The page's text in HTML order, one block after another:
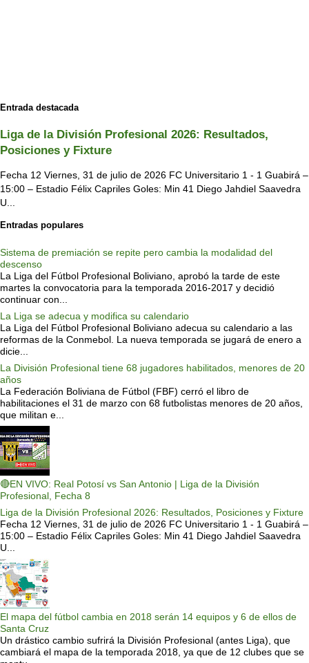
Entrada destacada
Liga de la División Profesional 2026: Resultados,
Posiciones y Fixture
Fecha 12 Viernes, 31 de julio de 2026 FC Universitario 1 - 1 Guabirá –
15:00 – Estadio Félix Capriles Goles: Min 41 Diego Jahdiel Saavedra
U...
Entradas populares
Sistema de premiación se repite pero cambia la modalidad del
descenso
La Liga del Fútbol Profesional Boliviano, aprobó la tarde de este
martes la convocatoria para la temporada 2016-2017 y decidió
continuar con...
La Liga se adecua y modifica su calendario
La Liga del Fútbol Profesional Boliviano adecua su calendario a las
reformas de la Conmebol. La nueva temporada se jugará de enero a
dicie...
La División Profesional tiene 68 jugadores habilitados, menores de 20
años
La Federación Boliviana de Fútbol (FBF) cerró el libro de
habilitaciones el 31 de marzo con 68 futbolistas menores de 20 años,
que militan e...
🔴EN VIVO: Real Potosí vs San Antonio | Liga de la División
Profesional, Fecha 8
Liga de la División Profesional 2026: Resultados, Posiciones y Fixture
Fecha 12 Viernes, 31 de julio de 2026 FC Universitario 1 - 1 Guabirá –
15:00 – Estadio Félix Capriles Goles: Min 41 Diego Jahdiel Saavedra
U...
El mapa del fútbol cambia en 2018 serán 14 equipos y 6 de ellos de
Santa Cruz
Un drástico cambio sufrirá la División Profesional (antes Liga), que
cambiará el mapa de la temporada 2018, ya que de 12 clubes que se